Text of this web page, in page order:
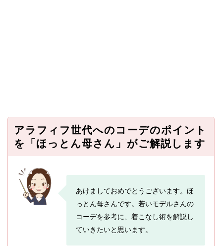
アラフィフ世代へのコーデのポイント
を「ほっとん母さん」がご解説します
あけましておめでとうございます。ほ
っとん母さんです。若いモデルさんの
コーデを参考に、着こなし術を解説し
ていきたいと思います。